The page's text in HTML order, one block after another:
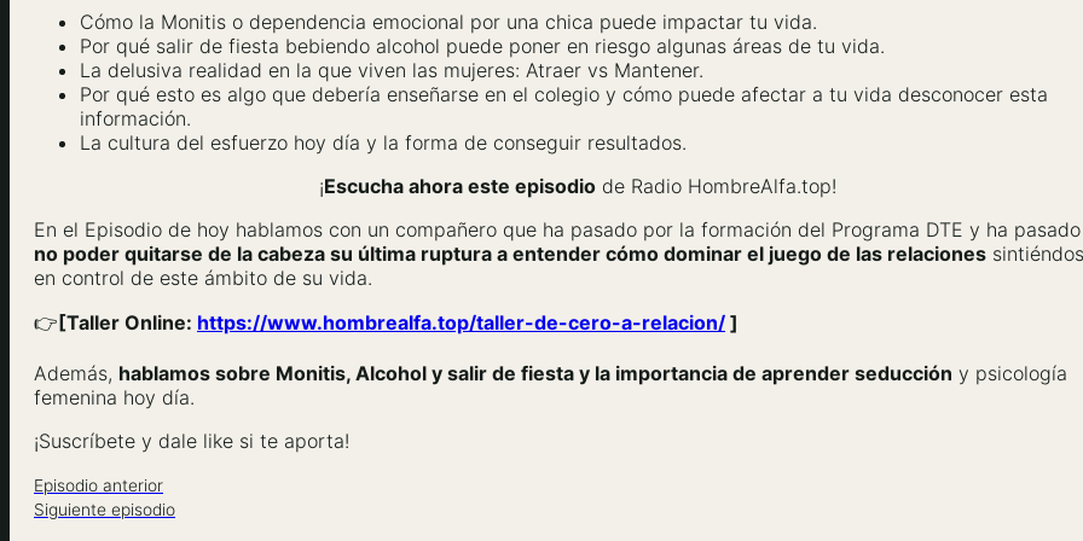
Cómo la Monitis o dependencia emocional por una chica puede impactar tu vida.
Por qué salir de fiesta bebiendo alcohol puede poner en riesgo algunas áreas de tu vida.
La delusiva realidad en la que viven las mujeres: Atraer vs Mantener.
Por qué esto es algo que debería enseñarse en el colegio y cómo puede afectar a tu vida desconocer esta
información.
La cultura del esfuerzo hoy día y la forma de conseguir resultados.
¡Escucha ahora este episodio de Radio HombreAlfa.top!
En el Episodio de hoy hablamos con un compañero que ha pasado por la formación del Programa DTE y ha pasado
no poder quitarse de la cabeza su última ruptura a entender cómo dominar el juego de las relaciones
en control de este ámbito de su vida.
👉[Taller Online: https://www.hombrealfa.top/taller-de-cero-a-relacion/ ]
Además, hablamos sobre Monitis, Alcohol y salir de fiesta y la importancia de aprender seducción y psicología
femenina hoy día.
¡Suscríbete y dale like si te aporta!
Episodio anterior
Siguiente episodio